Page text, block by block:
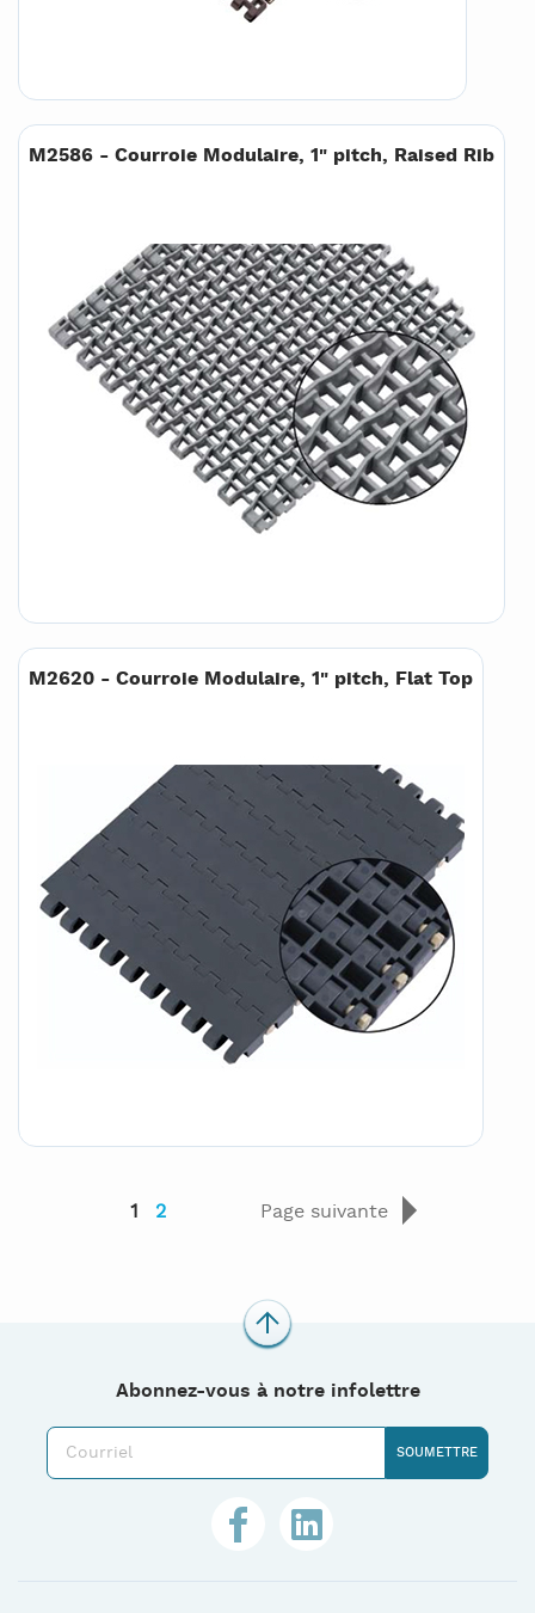
M2586 - Courroie Modulaire, 1" pitch, Raised Rib
M2620 - Courroie Modulaire, 1" pitch, Flat Top
1 2 Page suivante
Abonnez-vous à notre infolettre